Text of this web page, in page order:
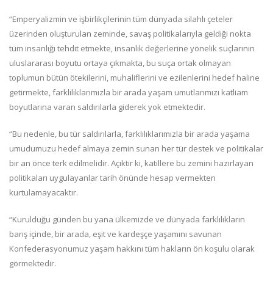
“Emperyalizmin ve işbirlikçilerinin tüm dünyada silahlı çeteler
üzerinden oluşturulan zeminde, savaş politikalarıyla geldiği nokta
tüm insanlığı tehdit etmekte, insanlık değerlerine yönelik suçlarının
uluslararası boyutu ortaya çıkmakta, bu suça ortak olmayan
toplumun bütün ötekilerini, muhaliflerini ve ezilenlerini hedef haline
getirmekte, farklılıklarımızla bir arada yaşam umutlarımızı katliam
boyutlarına varan saldırılarla giderek yok etmektedir.
“Bu nedenle, bu tür saldırılarla, farklılıklarımızla bir arada yaşama
umudumuzu hedef almaya zemin sunan her tür destek ve politikalar
bir an önce terk edilmelidir. Açıktır ki, katillere bu zemini hazırlayan
politikaları uygulayanlar tarih önünde hesap vermekten
kurtulamayacaktır.
“Kurulduğu günden bu yana ülkemizde ve dünyada farklılıkların
barış içinde, bir arada, eşit ve kardeşçe yaşamını savunan
Konfederasyonumuz yaşam hakkını tüm hakların ön koşulu olarak
görmektedir.